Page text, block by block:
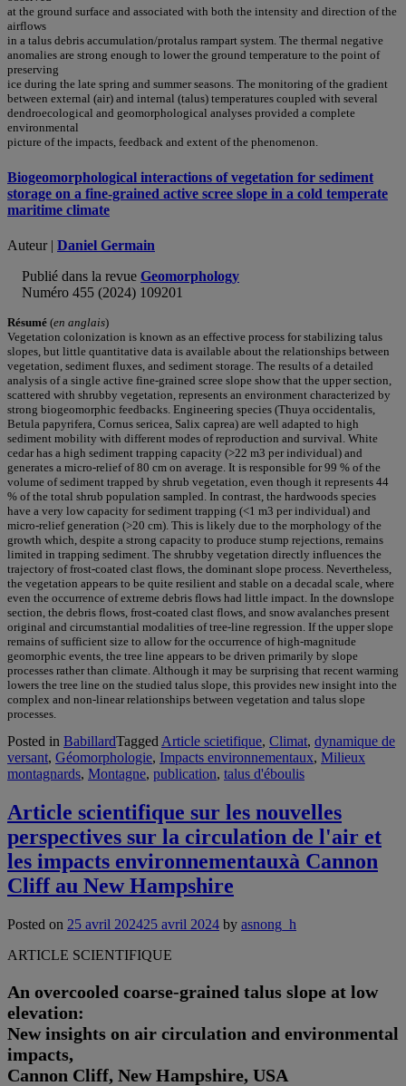
at the ground surface and associated with both the intensity and direction of the
airflows
in a talus debris accumulation/protalus rampart system. The thermal negative
anomalies are strong enough to lower the ground temperature to the point of
preserving
ice during the late spring and summer seasons. The monitoring of the gradient
between external (air) and internal (talus) temperatures coupled with several
dendroecological and geomorphological analyses provided a complete
environmental
picture of the impacts, feedback and extent of the phenomenon.
Biogeomorphological interactions of vegetation for sediment
storage on a fine-grained active scree slope in a cold temperate
maritime climate
Auteur | Daniel Germain
Publié dans la revue Geomorphology
Numéro 455 (2024) 109201
Résumé (en anglais)
Vegetation colonization is known as an effective process for stabilizing talus
slopes, but little quantitative data is available about the relationships between
vegetation, sediment fluxes, and sediment storage. The results of a detailed
analysis of a single active fine-grained scree slope show that the upper section,
scattered with shrubby vegetation, represents an environment characterized by
strong biogeomorphic feedbacks. Engineering species (Thuya occidentalis,
Betula papyrifera, Cornus sericea, Salix caprea) are well adapted to high
sediment mobility with different modes of reproduction and survival. White
cedar has a high sediment trapping capacity (>22 m3 per individual) and
generates a micro-relief of 80 cm on average. It is responsible for 99 % of the
volume of sediment trapped by shrub vegetation, even though it represents 44
% of the total shrub population sampled. In contrast, the hardwoods species
have a very low capacity for sediment trapping (<1 m3 per individual) and
micro-relief generation (>20 cm). This is likely due to the morphology of the
growth which, despite a strong capacity to produce stump rejections, remains
limited in trapping sediment. The shrubby vegetation directly influences the
trajectory of frost-coated clast flows, the dominant slope process. Nevertheless,
the vegetation appears to be quite resilient and stable on a decadal scale, where
even the occurrence of extreme debris flows had little impact. In the downslope
section, the debris flows, frost-coated clast flows, and snow avalanches present
original and circumstantial modalities of tree-line regression. If the upper slope
remains of sufficient size to allow for the occurrence of high-magnitude
geomorphic events, the tree line appears to be driven primarily by slope
processes rather than climate. Although it may be surprising that recent warming
lowers the tree line on the studied talus slope, this provides new insight into the
complex and non-linear relationships between vegetation and talus slope
processes.
Posted in BabillardTagged Article scietifique, Climat, dynamique de
versant, Géomorphologie, Impacts environnementaux, Milieux
montagnards, Montagne, publication, talus d'éboulis
Article scientifique sur les nouvelles
perspectives sur la circulation de l'air et
les impacts environnementauxà Cannon
Cliff au New Hampshire
Posted on 25 avril 202425 avril 2024 by asnong_h
ARTICLE SCIENTIFIQUE
An overcooled coarse-grained talus slope at low
elevation:
New insights on air circulation and environmental
impacts,
Cannon Cliff, New Hampshire, USA